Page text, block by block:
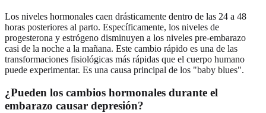
Los niveles hormonales caen drásticamente dentro de las 24 a 48
horas posteriores al parto. Específicamente, los niveles de
progesterona y estrógeno disminuyen a los niveles pre-embarazo
casi de la noche a la mañana. Este cambio rápido es una de las
transformaciones fisiológicas más rápidas que el cuerpo humano
puede experimentar. Es una causa principal de los "baby blues".
¿Pueden los cambios hormonales durante el
embarazo causar depresión?